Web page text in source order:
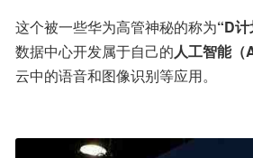
这个被一些华为高管神秘的称为“D计
数据中心开发属于自己的人工智能（
云中的语音和图像识别等应用。